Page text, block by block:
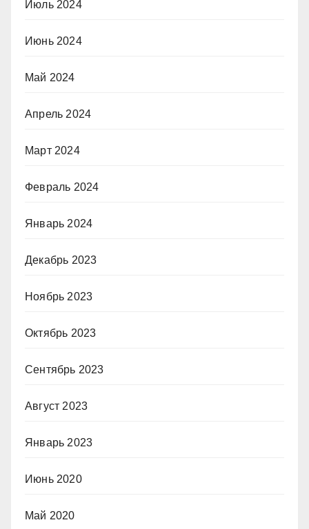
Июль 2024
Июнь 2024
Май 2024
Апрель 2024
Март 2024
Февраль 2024
Январь 2024
Декабрь 2023
Ноябрь 2023
Октябрь 2023
Сентябрь 2023
Август 2023
Январь 2023
Июнь 2020
Май 2020